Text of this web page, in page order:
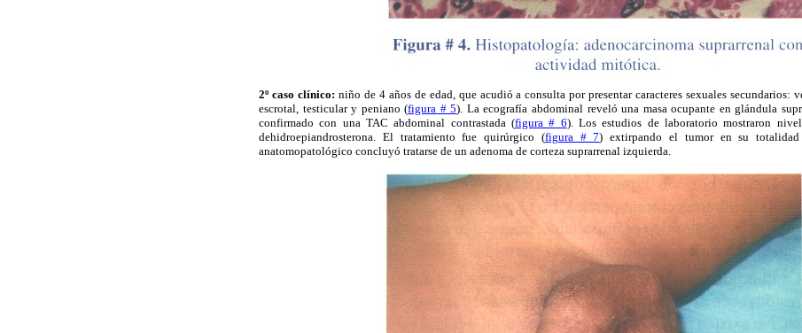
2º caso clínico: niño de 4 años de edad, que acudió a consulta por presentar caracteres sexuales
escrotal, testicular y peniano (figura # 5). La ecografía abdominal reveló una masa ocupante en glándula
confirmado con una TAC abdominal contrastada (figura # 6). Los estudios de laboratorio mostraron
dehidroepiandrosterona. El tratamiento fue quirúrgico (figura # 7) extirpando el tumor en su
anatomopatológico concluyó tratarse de un adenoma de corteza suprarrenal izquierda.